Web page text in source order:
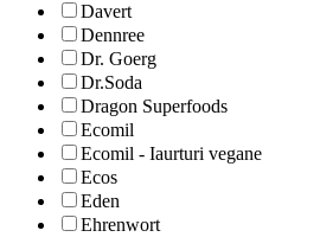
Davert
Dennree
Dr. Goerg
Dr.Soda
Dragon Superfoods
Ecomil
Ecomil - Iaurturi vegane
Ecos
Eden
Ehrenwort